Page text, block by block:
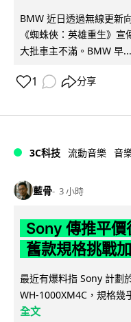
BMW 近日透過無線更新
《蜘蛛俠：英雄重生》
大批車主不滿。BMW 早...
1 分享
3C科技 流動音樂 音
藍骨 3 小時
Sony 傳推平
舊款規格挑戰
最近有爆料指 Sony 計劃
WH-1000XM4C，規格幾
全文